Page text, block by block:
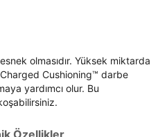
Taksit
6
olmasıdır. Yüksek miktarda
Cushioning™ darbe
yardımcı olur. Bu
Özellikler
Of Use
bilgi alabilmek için
giriniz.
göster
sn
Kodu
sn
Kodu